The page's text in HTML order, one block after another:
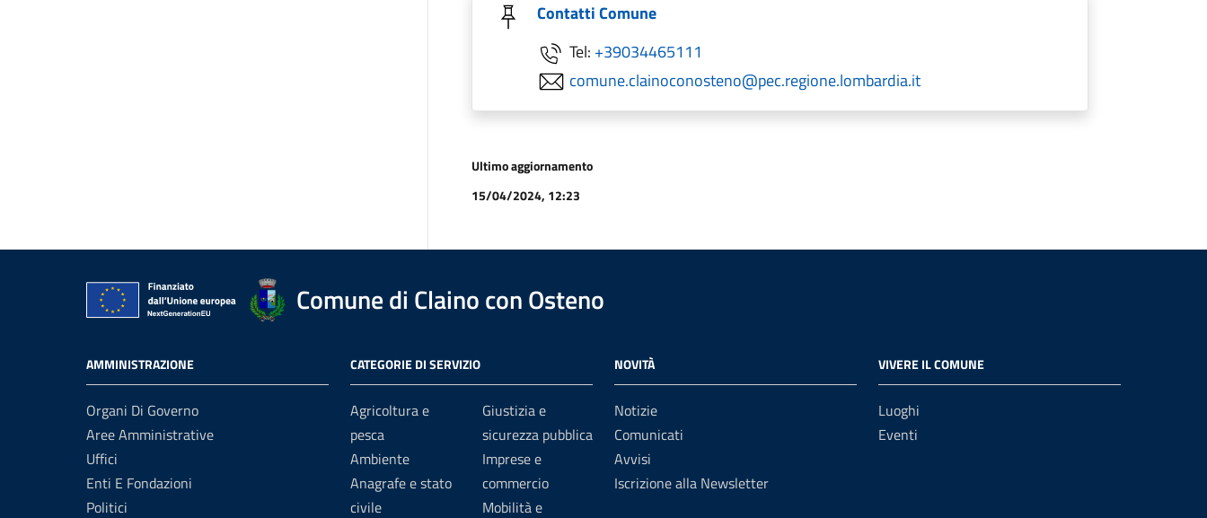
Contatti Comune
Tel: +39034465111
comune.clainoconosteno@pec.regione.lombardia.it
Ultimo aggiornamento
15/04/2024, 12:23
Comune di Claino con Osteno
AMMINISTRAZIONE
Organi Di Governo
Aree Amministrative
Uffici
Enti E Fondazioni
Politici
CATEGORIE DI SERVIZIO
Agricoltura e
pesca
Ambiente
Anagrafe e stato
civile
Giustizia e
sicurezza pubblica
Imprese e
commercio
Mobilità e
NOVITÀ
Notizie
Comunicati
Avvisi
Iscrizione alla Newsletter
VIVERE IL COMUNE
Luoghi
Eventi